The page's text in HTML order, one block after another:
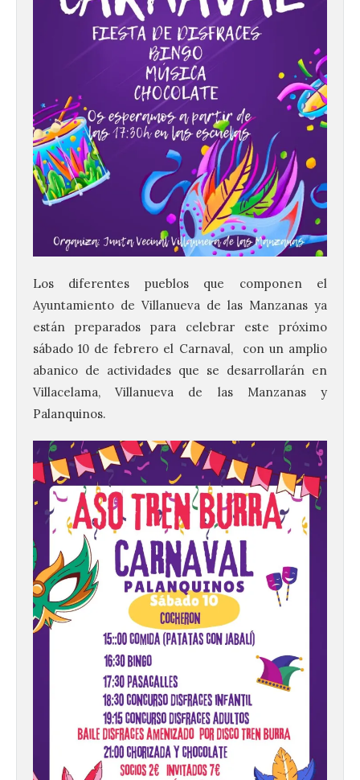
Los diferentes pueblos que componen el
Ayuntamiento de Villanueva de las Manzanas ya
están preparados para celebrar este próximo
sábado 10 de febrero el Carnaval, con un amplio
abanico de actividades que se desarrollarán en
Villacelama, Villanueva de las Manzanas y
Palanquinos.